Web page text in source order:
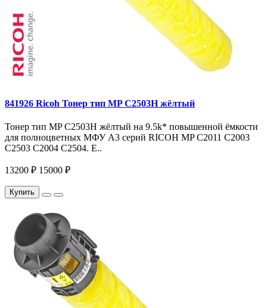
841926 Ricoh Тонер тип MP C2503H жёлтый
Тонер тип MP C2503H жёлтый на 9.5k* повышенной ёмкости
для полноцветных МФУ A3 серий RICOH MP C2011 C2003
C2503 C2004 C2504. E..
13200 ₽ 15000 ₽
Купить